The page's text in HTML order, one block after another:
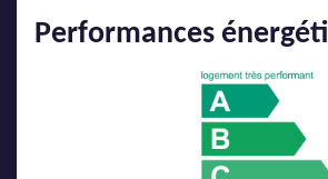
Performances